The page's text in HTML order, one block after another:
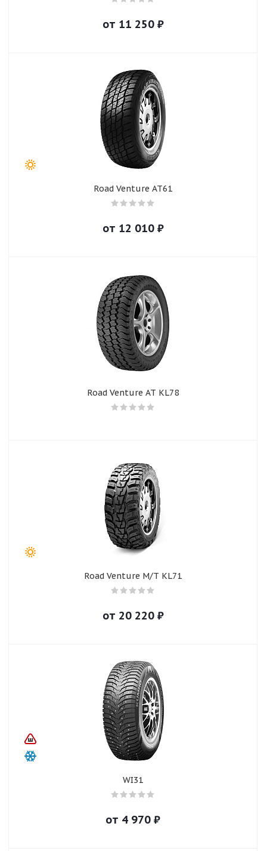
от 11 250₽
Road Venture AT61
от 12 010₽
Road Venture AT KL78
Road Venture M/T KL71
от 20 220₽
WI31
от 4 970 ₽